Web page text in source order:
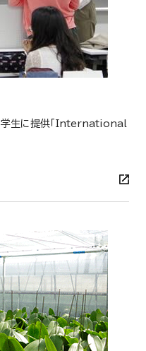
学生に提供「International